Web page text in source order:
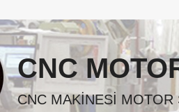
CNC
CNC MAKINESI